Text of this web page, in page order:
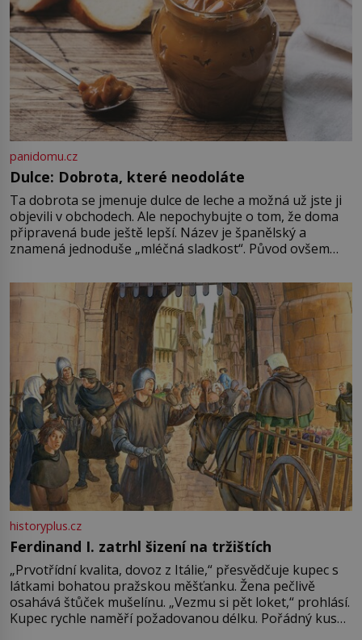
panidomu.cz
Dulce: Dobrota, které neodoláte
Ta dobrota se jmenuje dulce de leche a možná už jste ji
objevili v obchodech. Ale nepochybujte o tom, že doma
připravená bude ještě lepší. Název je španělský a
znamená jednoduše „mléčná sladkost“. Původ ovšem
pře hned několik latinskoamerických zemí a k tomu
Francie, kde se traduje,
historyplus.cz
Ferdinand I. zatrhl šizení na tržištích
„Prvotřídní kvalita, dovoz z Itálie,“ přesvědčuje kupec s
látkami bohatou pražskou měšťanku. Žena pečlivě
osahává štůček mušelínu. „Vezmu si pět loket,“ prohlásí.
Kupec rychle naměří požadovanou délku. Pořádný kus